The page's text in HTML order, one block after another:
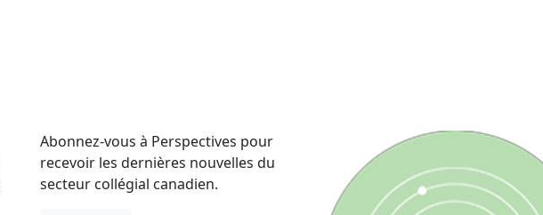
Abonnez-vous à Perspectives pour
recevoir les dernières nouvelles du
secteur collégial canadien.